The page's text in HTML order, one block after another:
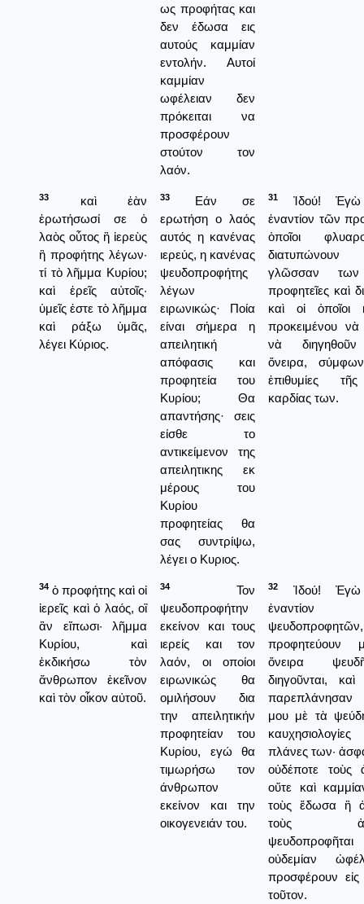
ως προφήτας και
δεν έδωσα εις
αυτούς καμμίαν
εντολήν. Αυτοί
καμμίαν
ωφέλειαν δεν
πρόκειται να
προσφέρουν
στούτον τον
λαόν.
33
καὶ ἐὰν
ἐρωτήσωσί σε ὁ
λαὸς οὗτος ἢ ἱερεὺς
ἢ προφήτης λέγων·
τί τὸ λῆμμα Κυρίου;
καὶ ἐρεῖς αὐτοῖς·
ὑμεῖς ἐστε τὸ λῆμμα
καὶ ράξω ὑμᾶς,
λέγει Κύριος.
33
Εάν σε
ερωτήση ο λαός
αυτός η κανένας
ιερεύς, η κανένας
ψευδοπροφήτης
λέγων
ειρωνικώς· Ποία
είναι σήμερα η
απειλητική
απόφασις και
προφητεία του
Κυρίου; Θα
απαντήσης· σεις
είσθε το
αντικείμενον της
απειλητικης εκ
μέρους του
Κυρίου
προφητείας θα
σας συντρίψω,
λέγει ο Κυριος.
31
Ἰδού! Ἐγὼ
ἐναντίον τῶν
ὁποῖοι
γλῶσσαν των
προφητεῖες καὶ
καὶ οἱ ὁποῖοι
προκειμένου νὰ
νὰ διηγηθοῦν
ὄνειρα,
ἐπιθυμίες
καρδίας των.
34 ὁ προφήτης καὶ οἱ
ἱερεῖς καὶ ὁ λαός, οἳ
ἂν εἴπωσι· λῆμμα
Κυρίου, καὶ
ἐκδικήσω τὸν
ἄνθρωπον ἐκεῖνον
καὶ τὸν οἶκον αὐτοῦ.
34
Τον
ψευδοπροφήτην
εκείνον και τους
ιερείς και τον
λαόν, οι οποίοι
ειρωνικώς θα
ομιλήσουν δια
την απειλητικήν
προφητείαν του
Κυρίου, εγώ θα
τιμωρήσω τον
άνθρωπον
εκείνον και την
οικογενειάν του.
32
Ἰδού! Ἐγὼ
ψευδοπροφητῶν,
προφητεύουν
ὄνειρα
διηγοῦνται, καὶ
παρεπλάνησαν
μου μὲ τὰ
πλάνες των·
οὐδέποτε τοὺς
οὔτε καὶ
τοὺς ἔδωσα ἢ
τοὺς
οὐδεμίαν
προσφέρουν
τοῦτον.